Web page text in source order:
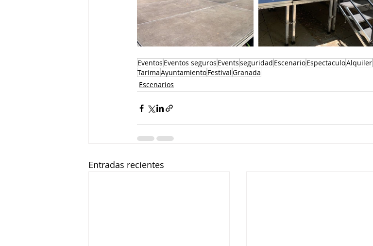
Eventos Eventos seguros Eventsseguridad EscenarioEspectaculoAlquiler
TarimaAyuntamientoFestivalGranada
Escenarios
Entradas recientes